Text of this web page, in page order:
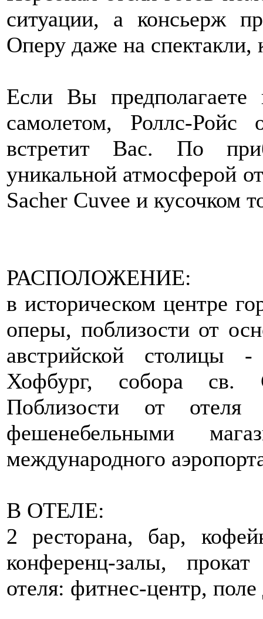
ситуации, а консьерж
Оперу даже на спектакли,
Если Вы
самолетом, Роллс-
встретит Вас. По
уникальной атмосферой
Sacher Cuvee и кусочком
РАСПОЛОЖЕНИЕ:
в историческом центре
оперы, поблизости от
австрийской столицы
Хофбург, собора св.
Поблизости от
фешенебельными
международного
В ОТЕЛЕ:
2 ресторана, бар,
конференц-залы,
отеля: фитнес-центр,